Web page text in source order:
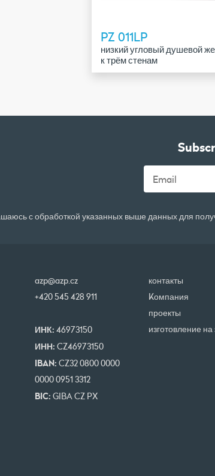
PZ 011LP
низкий угловый душевой
к трём стенам
с обработкой указанных выше данных для
azp@azp.cz
+420 545 428 911
ИНК: 46973150
ИНН: CZ46973150
IBAN: CZ32 0800 0000
0000 0951 3312
BIC: GIBA CZ PX
контакты
Kомпания
проекты
изготовление на